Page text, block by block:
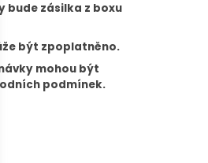
bude zásilka z boxu
být zpoplatněno.
mohou být
podmínek.